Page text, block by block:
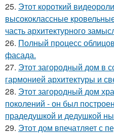
25. Этот короткий
высококлассные
часть архитектурного
26. Полный процесс
фасада.
27. Этот загородный дом в
гармонией архитектуры и
28. Этот загородный дом
поколений - он был
прадедушкой и дедушкой
29. Этот дом впечатляет с